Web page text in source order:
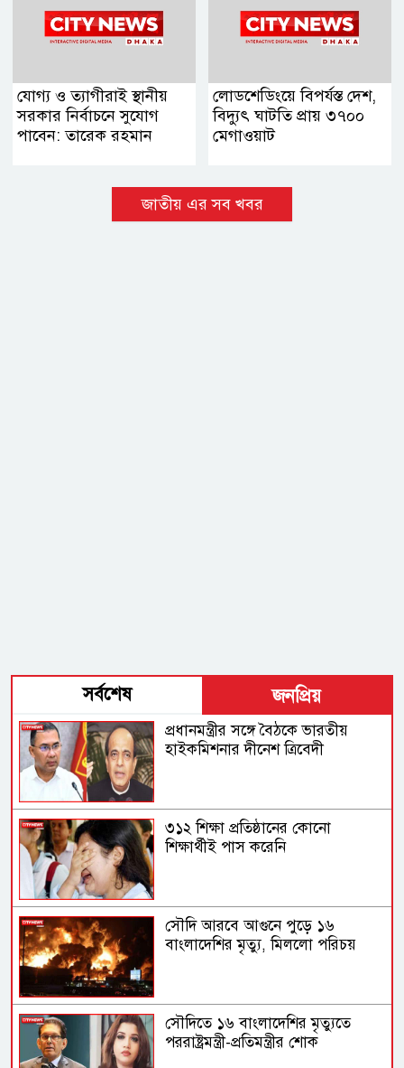
যোগ্য ও ত্যাগীরাই স্থানীয়
সরকার নির্বাচনে সুযোগ
পাবেন: তারেক রহমান
লোডশেডিংয়ে বিপর্যস্ত দেশ,
বিদ্যুৎ ঘাটতি প্রায় ৩৭০০
মেগাওয়াট
জাতীয় এর সব খবর
সর্বশেষ জনপ্রিয়
প্রধানমন্ত্রীর সঙ্গে বৈঠকে ভারতীয়
হাইকমিশনার দীনেশ ত্রিবেদী
৩১২ শিক্ষা প্রতিষ্ঠানের কোনো
শিক্ষার্থীই পাস করেনি
সৌদি আরবে আগুনে পুড়ে ১৬
বাংলাদেশির মৃত্যু, মিললো পরিচয়
সৌদিতে ১৬ বাংলাদেশির মৃত্যুতে
পররাষ্ট্রমন্ত্রী-প্রতিমন্ত্রীর শোক